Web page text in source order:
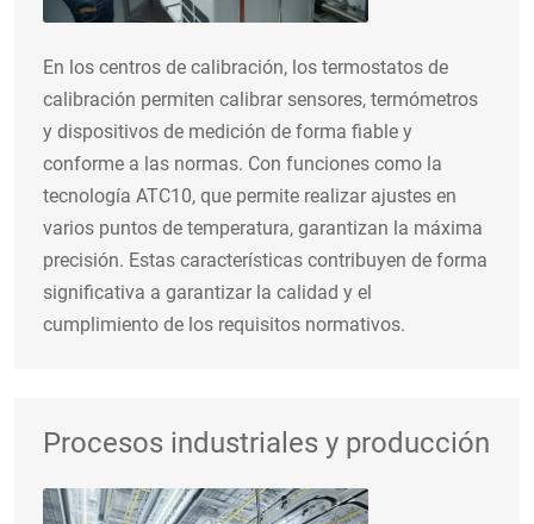
En los centros de calibración, los termostatos de
calibración permiten calibrar sensores, termómetros
y dispositivos de medición de forma fiable y
conforme a las normas. Con funciones como la
tecnología ATC10, que permite realizar ajustes en
varios puntos de temperatura, garantizan la máxima
precisión. Estas características contribuyen de forma
significativa a garantizar la calidad y el
cumplimiento de los requisitos normativos.
Procesos industriales y producción